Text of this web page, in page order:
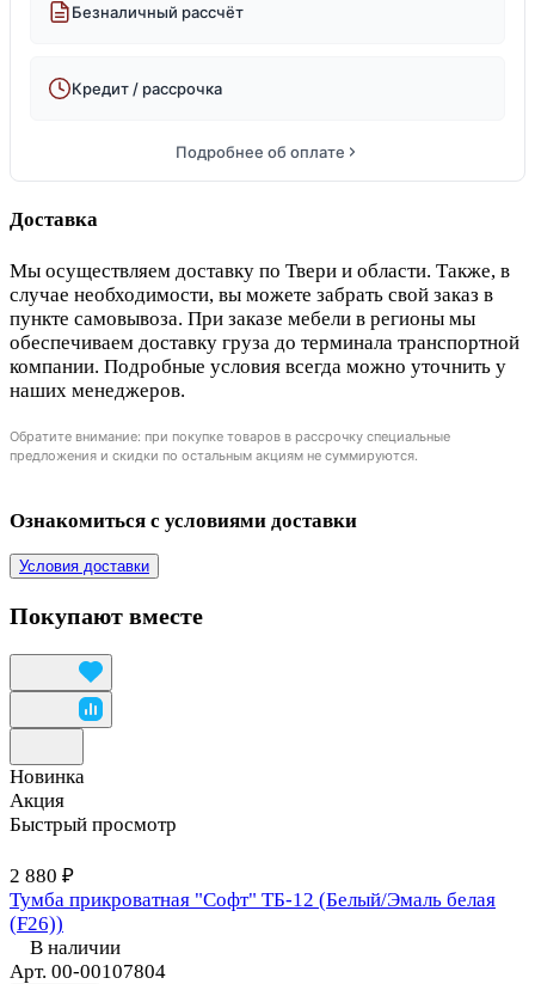
Безналичный рассчёт
Кредит / рассрочка
Подробнее об оплате
Доставка
Мы осуществляем доставку по Твери и области. Также, в
случае необходимости, вы можете забрать свой заказ в
пункте самовывоза. При заказе мебели в регионы мы
обеспечиваем доставку груза до терминала транспортной
компании. Подробные условия всегда можно уточнить у
наших менеджеров.
Обратите внимание: при покупке товаров в рассрочку специальные
предложения и скидки по остальным акциям не суммируются.
Ознакомиться с условиями доставки
Условия доставки
Покупают вместе
Новинка
Акция
Быстрый просмотр
2 880 ₽
Тумба прикроватная "Софт" ТБ-12 (Белый/Эмаль белая
(F26))
В наличии
Арт. 00-00107804